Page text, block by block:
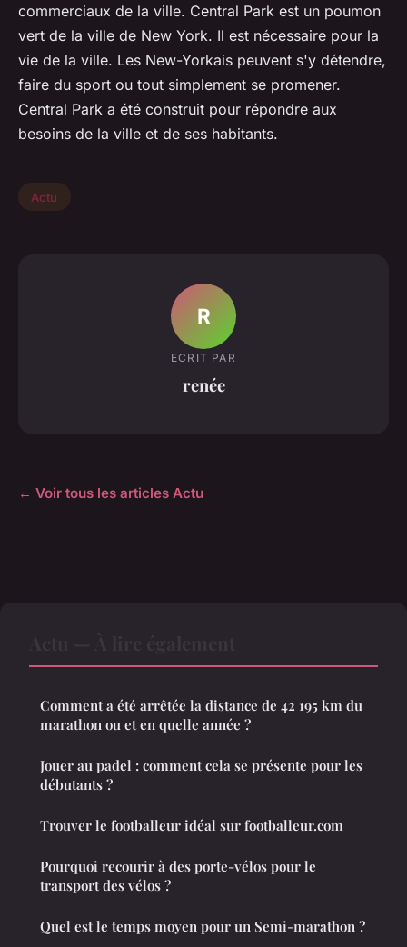
commerciaux de la ville. Central Park est un poumon
vert de la ville de New York. Il est nécessaire pour la
vie de la ville. Les New-Yorkais peuvent s'y détendre,
faire du sport ou tout simplement se promener.
Central Park a été construit pour répondre aux
besoins de la ville et de ses habitants.
Actu
R
ECRIT PAR
renée
← Voir tous les articles Actu
Comment a été arrêtée la distance de 42 195 km du
marathon ou et en quelle année ?
Jouer au padel : comment cela se présente pour les
débutants ?
Trouver le footballeur idéal sur footballeur.com
Pourquoi recourir à des porte-vélos pour le
transport des vélos ?
Quel est le temps moyen pour un Semi-marathon ?